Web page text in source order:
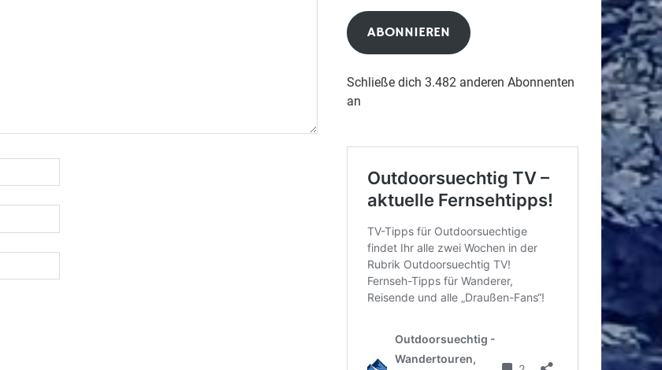
Adresse
ABONNIEREN
Schließe dich 3.482 anderen Abonnenten
an